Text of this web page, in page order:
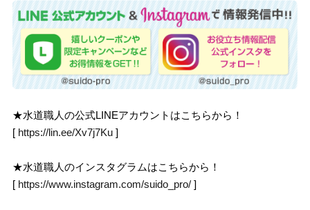
★水道職人の公式LINEアカウントはこちらから！
[ https://lin.ee/Xv7j7Ku ]
★水道職人のインスタグラムはこちらから！
[ https://www.instagram.com/suido_pro/ ]